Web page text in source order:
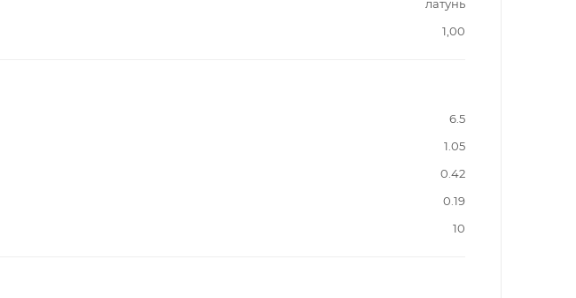
латунь
1,00
6.5
1.05
0.42
0.19
10